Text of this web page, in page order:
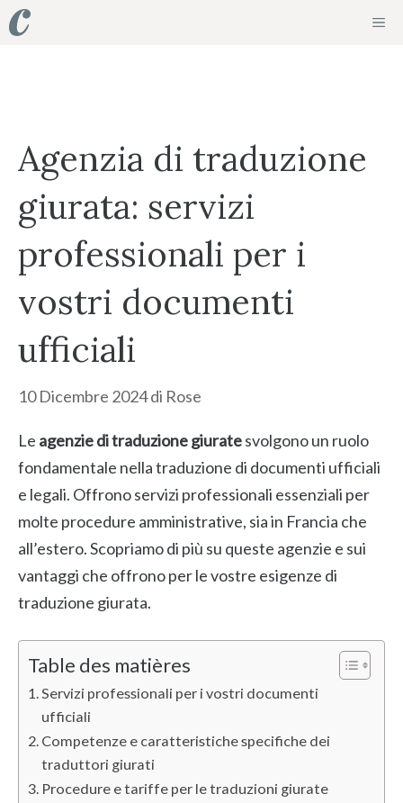
Vai
al
Agenzia di traduzione
giurata: servizi
professionali per i
vostri documenti
ufficiali
10 Dicembre 2024di Rose
Le agenzie di traduzione giuratesvolgono un ruolo
fondamentale nella traduzione di documenti ufficiali
e legali. Offrono servizi professionali essenziali per
molte procedure amministrative, sia in Francia che
all’estero. Scopriamo di più su queste agenzie e sui
vantaggi che offrono per le vostre esigenze di
traduzione giurata.
Table des matières
Servizi professionali per i vostri documenti
ufficiali
Competenze e caratteristiche specifiche dei
traduttori giurati
Procedure e tariffe per le traduzioni giurate